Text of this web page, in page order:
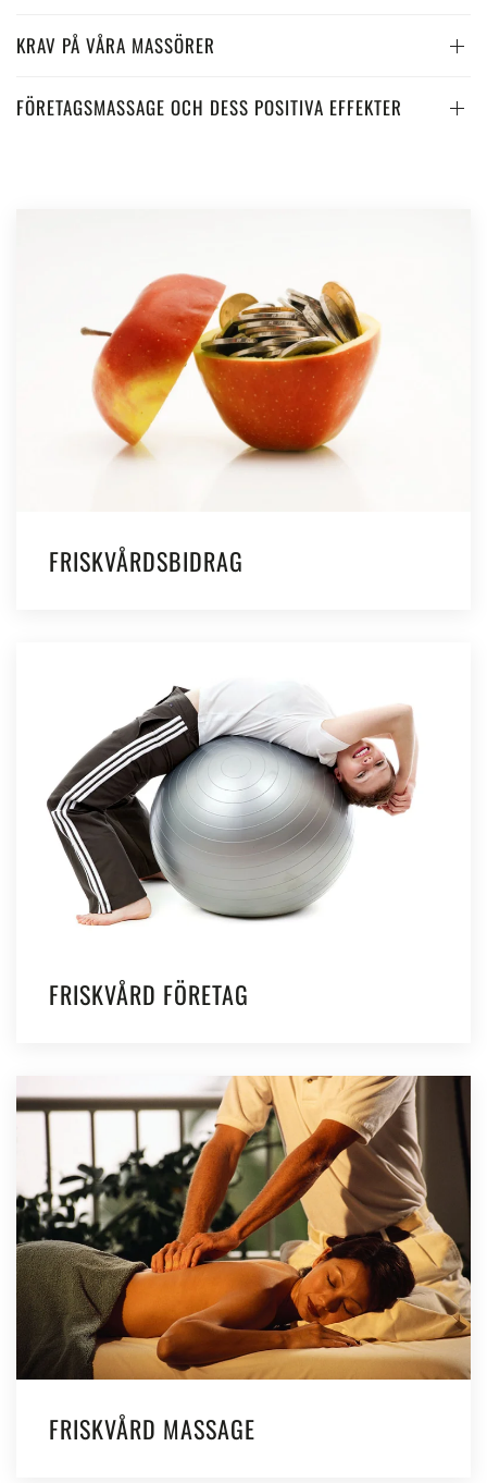
KRAV PÅ VÅRA MASSÖRER
FÖRETAGSMASSAGE OCH DESS POSITIVA EFFEKTER
FRISKVÅRDSBIDRAG
FRISKVÅRD FÖRETAG
FRISKVÅRD MASSAGE